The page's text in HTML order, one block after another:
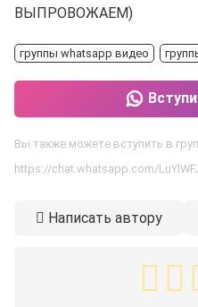
ВЫПРОВОЖАЕМ)
группы whatsapp видео
Вы также можете вступить в
https://chat.whatsapp.com/
Написать автору